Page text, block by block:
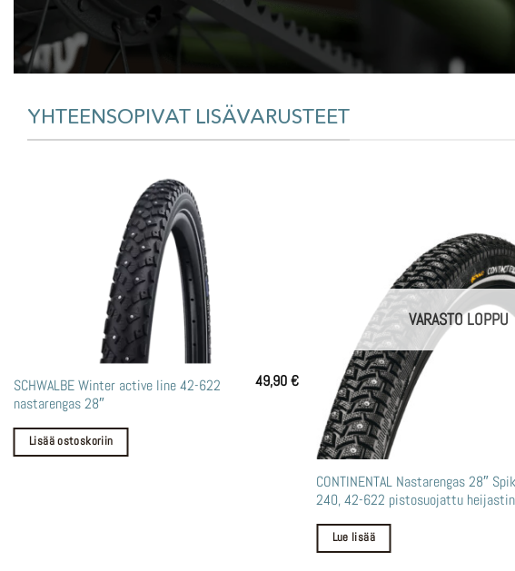
YHTEENSOPIVAT LISÄVARUSTEET
SCHWALBE Winter active line 42-622
nastarengas 28″
49,90€
Lisää ostoskoriin
VARASTO LOPPU
CONTINENTAL Nastarengas 28″
240, 42-622 pistosuojattu heijastin
Lue lisää